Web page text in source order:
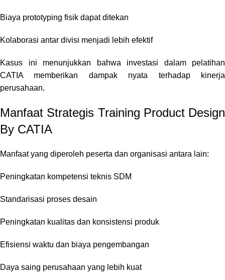
Biaya prototyping fisik dapat ditekan
Kolaborasi antar divisi menjadi lebih efektif
Kasus ini menunjukkan bahwa investasi dalam pelatihan
CATIA memberikan dampak nyata terhadap kinerja
perusahaan.
Manfaat Strategis Training Product Design
By CATIA
Manfaat yang diperoleh peserta dan organisasi antara lain:
Peningkatan kompetensi teknis SDM
Standarisasi proses desain
Peningkatan kualitas dan konsistensi produk
Efisiensi waktu dan biaya pengembangan
Daya saing perusahaan yang lebih kuat